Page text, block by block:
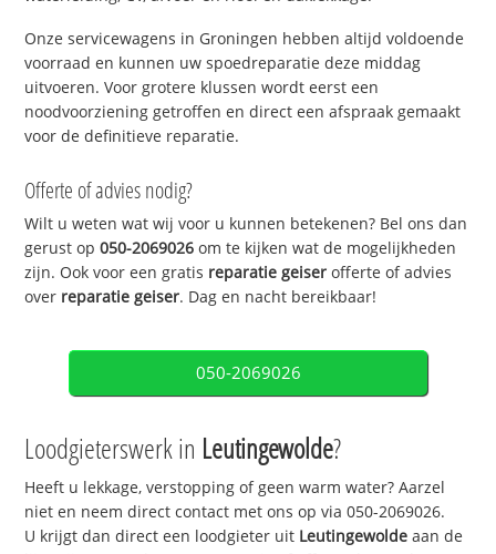
Onze servicewagens in Groningen hebben altijd voldoende
voorraad en kunnen uw spoedreparatie deze middag
uitvoeren. Voor grotere klussen wordt eerst een
noodvoorziening getroffen en direct een afspraak gemaakt
voor de definitieve reparatie.
Offerte of advies nodig?
Wilt u weten wat wij voor u kunnen betekenen? Bel ons dan
gerust op050-2069026 om te kijken wat de mogelijkheden
zijn. Ook voor een gratis reparatie geiser offerte of advies
over reparatie geiser. Dag en nacht bereikbaar!
050-2069026
Loodgieterswerk in Leutingewolde?
Heeft u lekkage, verstopping of geen warm water? Aarzel
niet en neem direct contact met ons op via 050-2069026.
U krijgt dan direct een loodgieter uit Leutingewolde aan de